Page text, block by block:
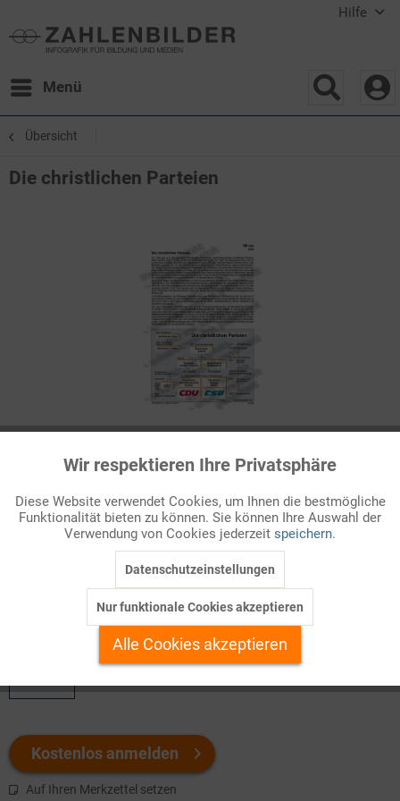
Hilfe
Menü
Übersicht
Die christlichen Parteien
überkonfessionellen christlichen Parteien. Wohl bestand jedoch
in der Frankfurter Nationalversammlung von 1848 ein
katholischer Klub und im preußischen Landtag seit 1852 eine
katholische Fraktio...
Welchen Download brauchen Sie?
Kostenlos anmelden
Auf Ihren Merkzettel setzen
Funktionale Aktiv
Marketing Inaktiv
Personalisierung Inaktiv
Service
Wir respektieren Ihre Privatsphäre
Diese Website verwendet Cookies, um Ihnen die bestmögliche
Funktionalität bieten zu können. Sie können Ihre Auswahl der
Verwendung von Cookies jederzeit speichern.
Datenschutzeinstellungen
Nur funktionale Cookies akzeptieren
Alle Cookies akzeptieren